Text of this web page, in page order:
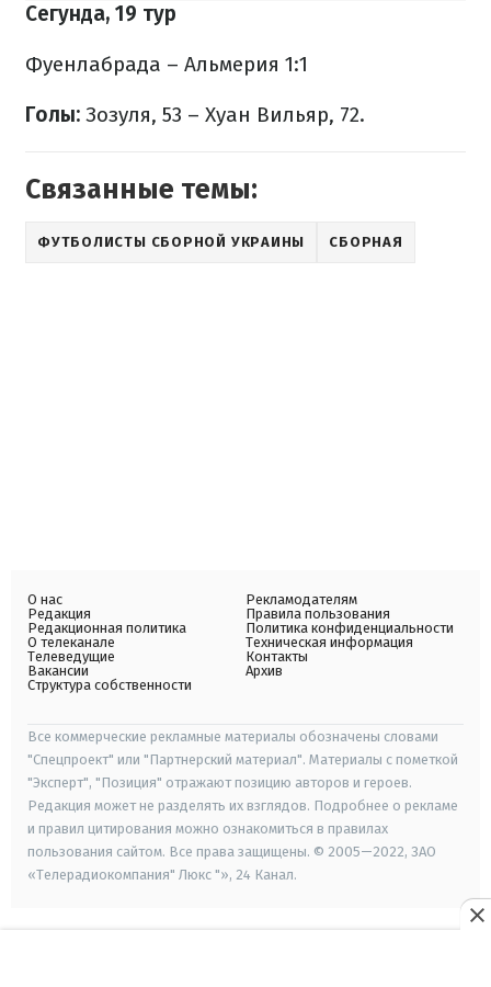
Сегунда, 19 тур
Фуенлабрада – Альмерия 1:1
Голы: Зозуля, 53 – Хуан Вильяр, 72.
Связанные темы:
ФУТБОЛИСТЫ СБОРНОЙ УКРАИНЫ СБОРНАЯ
О нас
Редакция
Редакционная политика
О телеканале
Телеведущие
Вакансии
Структура собственности
Рекламодателям
Правила пользования
Политика конфиденциальности
Техническая информация
Контакты
Архив
Все коммерческие рекламные материалы обозначены словами
"Спецпроект" или "Партнерский материал". Материалы с пометкой
"Эксперт", "Позиция" отражают позицию авторов и героев.
Редакция может не разделять их взглядов. Подробнее о рекламе
и правил цитирования можно ознакомиться в правилах
пользования сайтом. Все права защищены. © 2005—2022, ЗАО
«Телерадиокомпания" Люкс "», 24 Канал.